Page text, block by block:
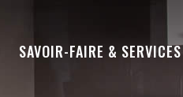
SAVOIR-FAIRE & SERVICES